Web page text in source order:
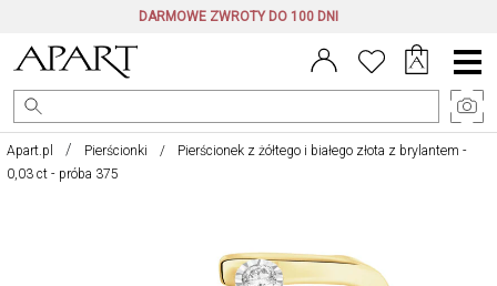
DARMOWE ZWROTY DO 100 DNI
Menu
główne
Apart.pl Pierścionki
Pierścionek z żółtego i białego złota z brylantem -
0,03 ct - próba 375